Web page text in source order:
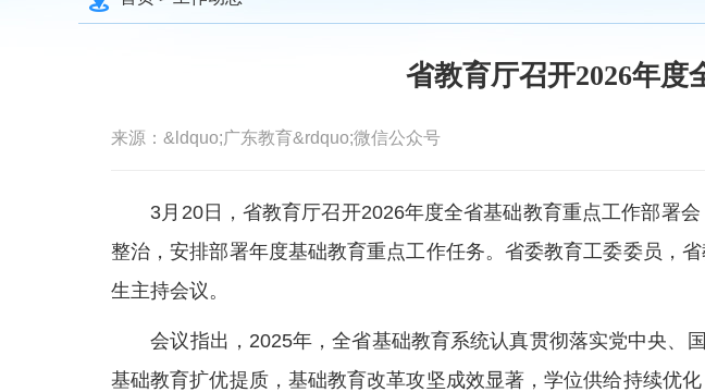
省教育厅召开2026年度
来源：&ldquo;广东教育&rdquo;微信公众号
3月20日，省教育厅召开2026年度全省基础教育重点工作部署会
整治，安排部署年度基础教育重点工作任务。省委教育工委委员，
生主持会议。
会议指出，2025年，全省基础教育系统认真贯彻落实党中央、
基础教育扩优提质，基础教育改革攻坚成效显著，学位供给持续优